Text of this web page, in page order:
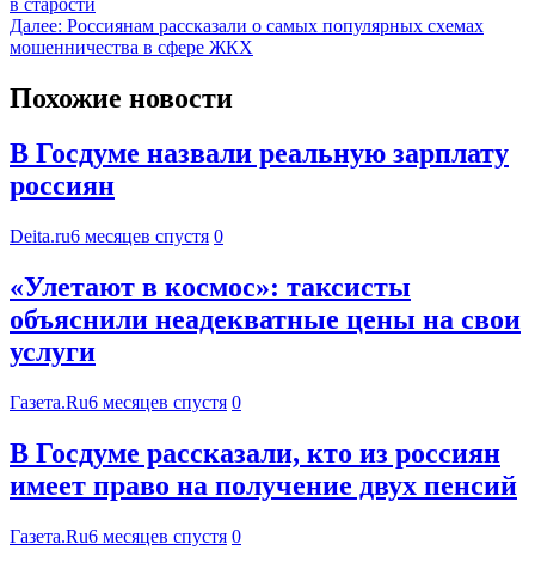
Далее: Россиянам рассказали о самых популярных схемах
мошенничества в сфере ЖКХ
Похожие новости
В Госдуме назвали реальную зарплату
россиян
Deita.ru6 месяцев спустя 0
«Улетают в космос»: таксисты
объяснили неадекватные цены на свои
услуги
Газета.Ru6 месяцев спустя 0
В Госдуме рассказали, кто из россиян
имеет право на получение двух пенсий
Газета.Ru6 месяцев спустя 0